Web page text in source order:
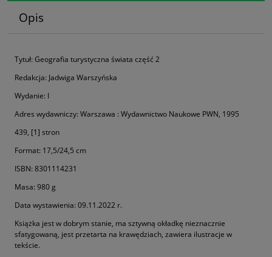
Opis
Tytuł: Geografia turystyczna świata część 2
Redakcja: Jadwiga Warszyńska
Wydanie: I
Adres wydawniczy: Warszawa : Wydawnictwo Naukowe PWN, 1995
439, [1] stron
Format: 17,5/24,5 cm
ISBN: 8301114231
Masa: 980 g
Data wystawienia: 09.11.2022 r.
Książka jest w dobrym stanie, ma sztywną okładkę nieznacznie
sfatygowaną, jest przetarta na krawędziach, zawiera ilustracje w
tekście.